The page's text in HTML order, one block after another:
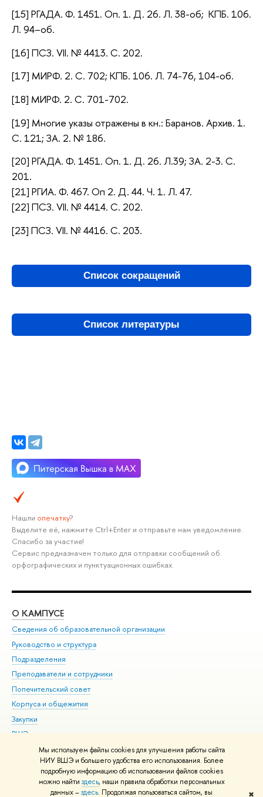
Мы используем файлы cookies для улучшения работы сайта
НИУ ВШЭ и большего удобства его использования. Более
подробную информацию об использовании файлов cookies
можно найти здесь, наши правила обработки персональных
данных –здесь. Продолжая пользоваться сайтом, вы ✖
[15] РГАДА. Ф. 1451. Оп. 1. Д. 26. Л. 38-об; КПБ. 106.
Л. 94–об.
[16] ПСЗ. VII. № 4413. С. 202.
[17] МИРФ. 2. С. 702; КПБ. 106. Л. 74-76, 104-об.
[18] МИРФ. 2. С. 701-702.
[19] Многие указы отражены в кн.: Баранов. Архив. 1.
С. 121; ЗА. 2. № 186.
[20] РГАДА. Ф. 1451. Оп. 1. Д. 26. Л.39; ЗА. 2-3. С.
201.
[21] РГИА. Ф. 467. Оп 2. Д. 44. Ч. 1. Л. 47.
[22] ПСЗ. VII. № 4414. С. 202.
[23] ПСЗ. VII. № 4416. С. 203.
Список сокращений
Список литературы
Нашли опечатку?
Выделите её, нажмите Ctrl+Enter и отправьте нам уведомление.
Спасибо за участие!
Сервис предназначен только для отправки сообщений об
орфографических и пунктуационных ошибках.
О КАМПУСЕ
Сведения об образовательной организации
Руководство и структура
Подразделения
Преподаватели и сотрудники
Попечительский совет
Корпуса и общежития
Закупки
ВШЭ для студентов с ограниченными возможностями
здоровья и инвалидностью
Версия для слабовидящих
Единая платежная страница